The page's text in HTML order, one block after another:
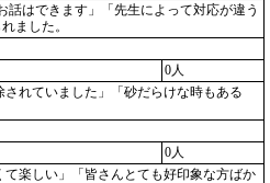
話はできます」「先生によって対応が違う
ました。
0人
れていました」「砂だらけな時もある
0人
楽しい」「皆さんとても好印象な方ばか